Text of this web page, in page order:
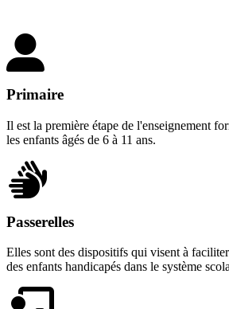
Primaire
Il est la première étape de l'enseignement
les enfants âgés de 6 à 11 ans.
Passerelles
Elles sont des dispositifs qui visent à
des enfants handicapés dans le système